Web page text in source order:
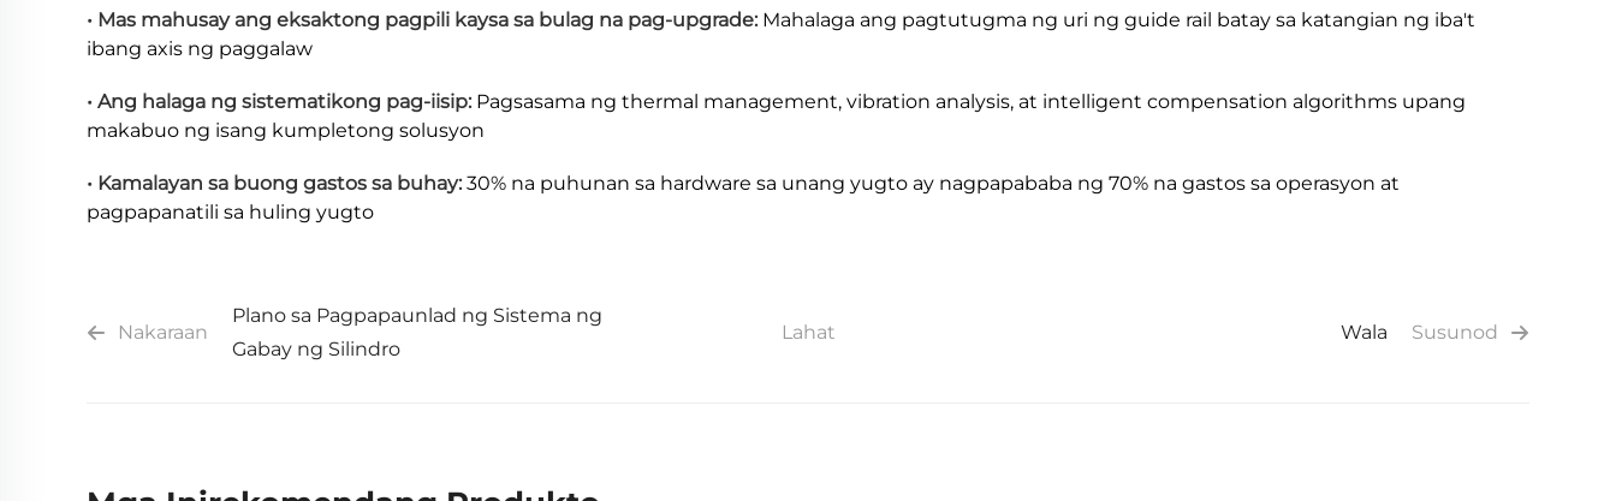
• Mas mahusay ang eksaktong pagpili kaysa sa bulag na pag-upgrade: Mahalaga ang pagtutugma ng uri ng guide rail batay sa katangian ng iba't
ibang axis ng paggalaw
• Ang halaga ng sistematikong pag-iisip: Pagsasama ng thermal management, vibration analysis, at intelligent compensation algorithms upang
makabuo ng isang kumpletong solusyon
• Kamalayan sa buong gastos sa buhay: 30% na puhunan sa hardware sa unang yugto ay nagpapababa ng 70% na gastos sa operasyon at
pagpapanatili sa huling yugto
Nakaraan
Plano sa Pagpapaunlad ng Sistema ng
Gabay ng Silindro
Lahat Susunod
Wala